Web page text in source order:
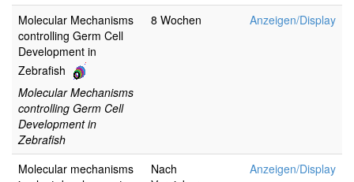
Molecular Mechanisms
controlling Germ Cell
Development in
Zebrafish
Molecular Mechanisms
controlling Germ Cell
Development in
Zebrafish
8 Wochen Anzeigen/Display
Molecular mechanisms
Nach
Anzeigen/Display